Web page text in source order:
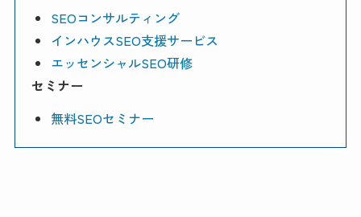
SEOコンサルティング
インハウスSEO支援サービス
エッセンシャルSEO研修
セミナー
無料SEOセミナー